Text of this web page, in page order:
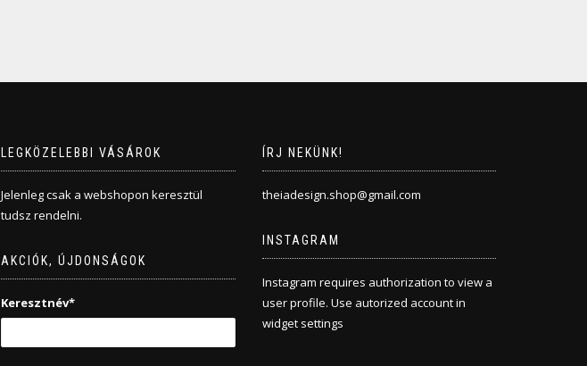
LEGKÖZELEBBI VÁSÁROK
Jelenleg csak a webshopon keresztül
tudsz rendelni.
AKCIÓK, ÚJDONSÁGOK
Keresztnév*
ÍRJ NEKÜNK!
theiadesign.shop@gmail.com
INSTAGRAM
Instagram requires authorization to view a
user profile. Use autorized account in
widget settings